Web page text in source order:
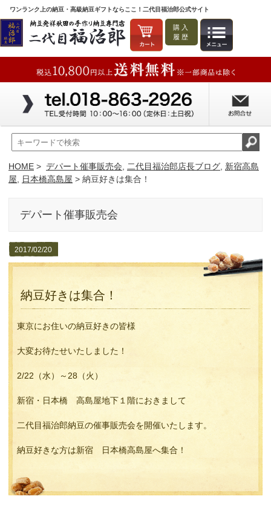
ワンランク上の納豆・高級納豆ギフトならここ！二代目福治郎公式サイト
購入
履歴
HOME > デパート催事販売会 二代目福治郎店長ブログ 新宿高島
屋
日本橋高島屋 > 納豆好きは集合！
デパート催事販売会
2017/02/20
納豆好きは集合！
東京にお住いの納豆好きの皆様
大変お待たせいたしました！
2/22（水）～28（火）
新宿・日本橋 高島屋地下１階におきまして
二代目福治郎納豆の催事販売会を開催いたします。
納豆好きな方は新宿 日本橋高島屋へ集合！